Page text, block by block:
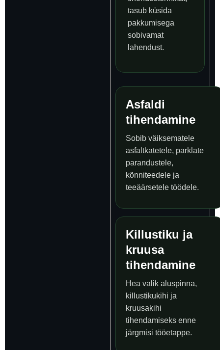
tasub küsida
pakkumisega
sobivamat
lahendust.
Asfaldi
tihendamine
Sobib väiksematele
asfaltkatetele, parklate
parandustele,
kõnniteedele ja
teeäärsetele töödele.
Killustiku ja
kruusa
tihendamine
Hea valik aluspinna,
killustikukihi ja
kruusakihi
tihendamiseks enne
järgmisi tööetappe.